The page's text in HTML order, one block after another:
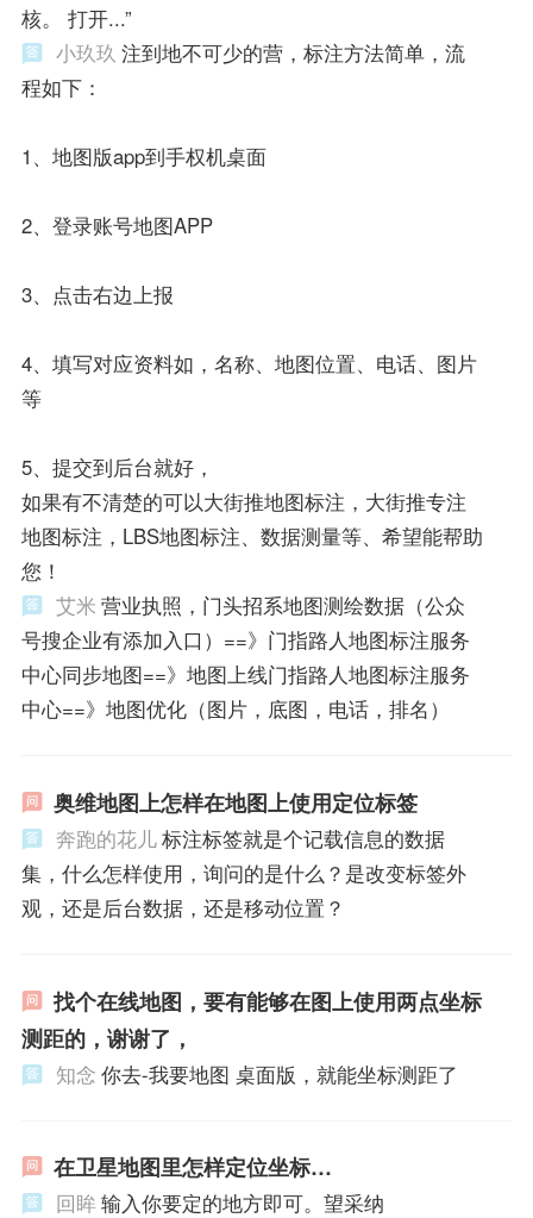
核。 打开...”
小玖玖 注到地不可少的营，标注方法简单，流
程如下：
1、地图版app到手权机桌面
2、登录账号地图APP
3、点击右边上报
4、填写对应资料如，名称、地图位置、电话、图片
等
5、提交到后台就好，
如果有不清楚的可以大街推地图标注，大街推专注
地图标注，LBS地图标注、数据测量等、希望能帮助
您！
艾米 营业执照，门头招系地图测绘数据（公众
号搜企业有添加入口）==》门指路人地图标注服务
中心同步地图==》地图上线门指路人地图标注服务
中心==》地图优化（图片，底图，电话，排名）
奥维地图上怎样在地图上使用定位标签
奔跑的花儿标注标签就是个记载信息的数据
集，什么怎样使用，询问的是什么？是改变标签外
观，还是后台数据，还是移动位置？
找个在线地图，要有能够在图上使用两点坐标
测距的，谢谢了，
知念 你去-我要地图 桌面版，就能坐标测距了
在卫星地图里怎样定位坐标…
回眸输入你要定的地方即可。望采纳